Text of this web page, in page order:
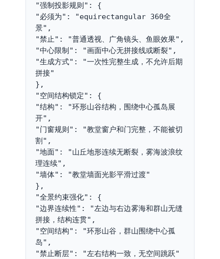
"强制投影规则": {
"必须为": "equirectangular 360全
景",
"禁止": "普通透视、广角镜头、鱼眼效果",
"中心限制": "画面中心无拼接线或断裂",
"生成方式": "一次性完整生成，不允许后期
拼接"
},
"空间结构锁定": {
"结构": "环形山谷结构，围绕中心孤岛展
开",
"门窗规则": "教堂窗户和门完整，不能被切
割",
"地面": "山丘地形连续无断裂，雾海波浪纹
理连续",
"墙体": "教堂墙面光影平滑过渡"
},
"全景约束强化": {
"边界连续性": "左边与右边雾海和群山无缝
拼接，结构连贯",
"空间结构": "环形山谷，群山围绕中心孤
岛",
"禁止断层": "左右结构一致，无空间跳跃"